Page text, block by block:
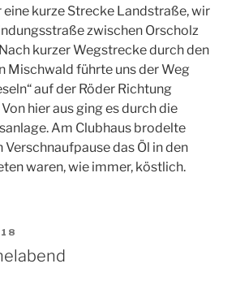
eine kurze Strecke Landstraße, wir
zwischen Orscholz
kurzer Wegstrecke durch den
Mischwald führte uns der Weg
auf der Röder Richtung
hier aus ging es durch die
Am Clubhaus brodelte
Verschnaufpause das Öl in den
waren, wie immer, köstlich.